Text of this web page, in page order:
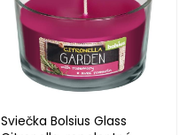
Sviečka Bolsius Glass